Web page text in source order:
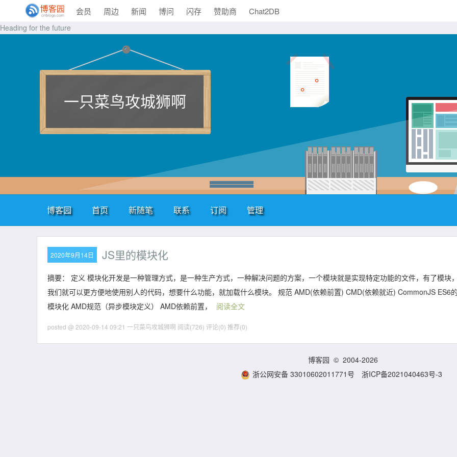
会员 周边 新闻 博问 闪存 赞助商 Chat2DB
Heading for the future
一只菜鸟攻城狮啊
博客园 首页 新随笔 联系 订阅 管理
2020年9月14日 JS里的模块化
摘要： 定义 模块化开发是一种管理方式，是一种生产方式，一种解决问题的方案，一个模块就是实现特定功能的文件，有了模块，
我们就可以更方便地使用别人的代码，想要什么功能，就加载什么模块。 规范 AMD(依赖前置) CMD(依赖就近) CommonJS ES6的
模块化 AMD规范（异步模块定义） AMD依赖前置，
阅读全文
posted @ 2020-09-14 09:21 一只菜鸟攻城狮啊 阅读(726) 评论(0) 推荐(0)
博客园 © 2004-2026
浙公网安备 33010602011771号
浙ICP备2021040463号-3